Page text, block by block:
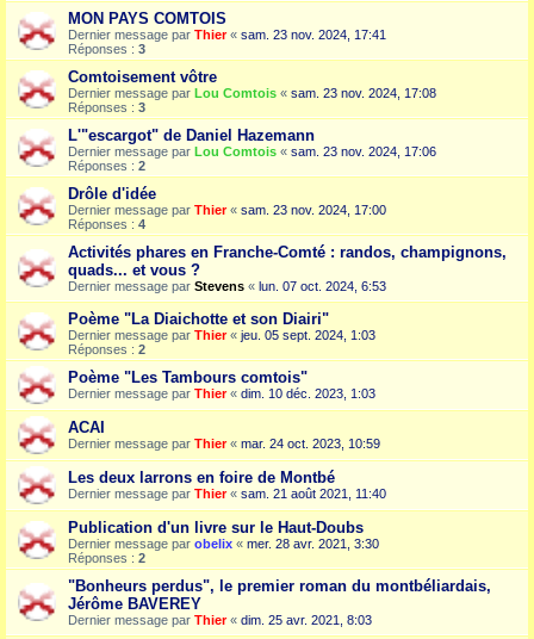
MON PAYS COMTOIS
Dernier message par Thier« sam. 23 nov. 2024, 17:41
Réponses : 3
Comtoisement vôtre
Dernier message par Lou Comtois « sam. 23 nov. 2024, 17:08
Réponses : 3
L'"escargot" de Daniel Hazemann
Dernier message par Lou Comtois « sam. 23 nov. 2024, 17:06
Réponses : 2
Drôle d'idée
Dernier message par Thier« sam. 23 nov. 2024, 17:00
Réponses : 4
Activités phares en Franche-Comté : randos, champignons,
quads... et vous ?
Dernier message par Stevens « lun. 07 oct. 2024, 6:53
Poème "La Diaichotte et son Diairi"
Dernier message par Thier« jeu. 05 sept. 2024, 1:03
Réponses : 2
Poème "Les Tambours comtois"
Dernier message par Thier« dim. 10 déc. 2023, 1:03
ACAI
Dernier message par Thier« mar. 24 oct. 2023, 10:59
Les deux larrons en foire de Montbé
Dernier message par Thier« sam. 21 août 2021, 11:40
Publication d'un livre sur le Haut-Doubs
Dernier message par obelix « mer. 28 avr. 2021, 3:30
Réponses : 2
"Bonheurs perdus", le premier roman du montbéliardais,
Jérôme BAVEREY
Dernier message par Thier« dim. 25 avr. 2021, 8:03